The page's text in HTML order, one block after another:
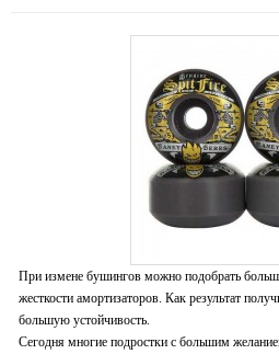
При измене бушингов можно подобрать
жесткости амортизаторов. Как результат
большую устойчивость.
Сегодня многие подростки с большим